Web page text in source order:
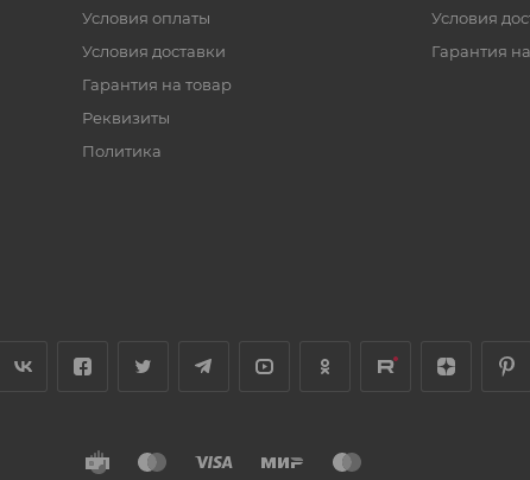
Условия оплаты
Условия доставки
Гарантия на товар
Реквизиты
Политика
Условия
Гарантия